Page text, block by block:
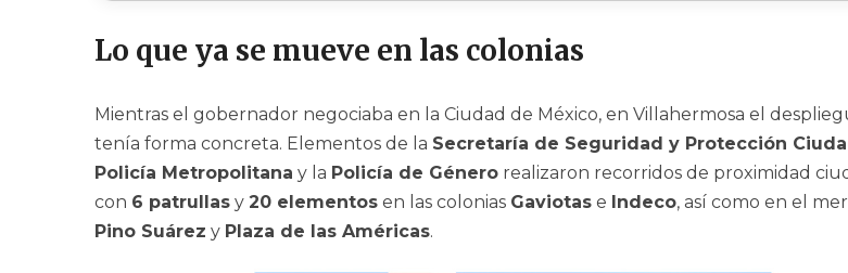
Lo que ya se mueve en las colonias
Mientras el gobernador negociaba en la Ciudad de México, en Villahermosa el
tenía forma concreta. Elementos de la Secretaría de Seguridad y Protección
Policía Metropolitana y la Policía de Género realizaron recorridos de proximidad
con 6 patrullas y 20 elementos en las colonias Gaviotas e Indeco, así como en el
Pino Suárez y Plaza de las Américas.